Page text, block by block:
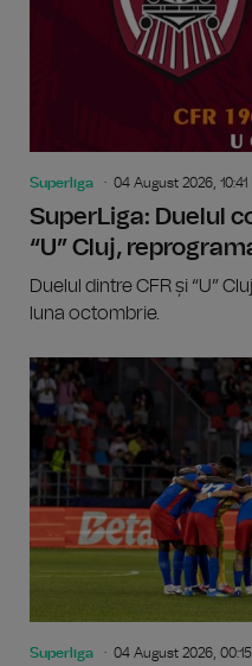
Superliga 04 August 2026, 10:41
SuperLiga: Duelul
“U” Cluj,
Duelul dintre CFR și “U”
luna octombrie.
Superliga 04 August 2026, 00:15